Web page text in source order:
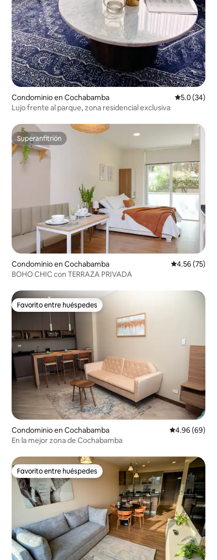
Condominio en Cochabamba Calificación
5.0 (34)
Lujo frente al parque, zona residencial exclusiva
Superanfitrión
Superanfitrión
Condominio en Cochabamba Calificación
4.56 (75)
BOHO CHIC con TERRAZA PRIVADA
Favorito entre huéspedes
Favorito entre huéspedes
Condominio en Cochabamba Calificación
4.96 (69)
En la mejor zona de Cochabamba
Favorito entre huéspedes
Favorito entre huéspedes